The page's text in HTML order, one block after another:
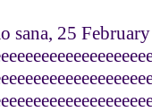
sana, 25